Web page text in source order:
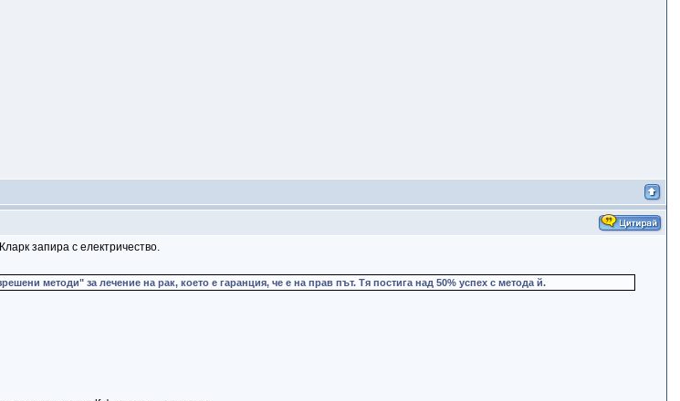
запира с електричество.
методи" за лечение на рак, което е гаранция, че е на прав път. Тя постига над 50% успех с метода й.